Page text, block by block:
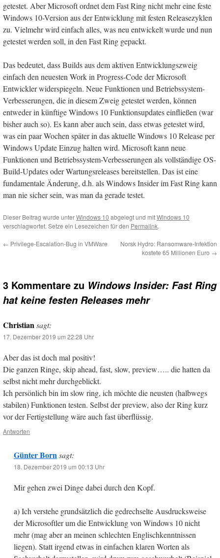
getestet. Aber Microsoft ordnet dem Fast Ring nicht mehr eine feste
Windows 10-Version aus der Entwicklung mit festen Releasezyklen
zu. Vielmehr wird einfach alles, was neu entwickelt wurde und nun
getestet werden soll, in den Fast Ring gepackt.
Das bedeutet, dass Builds aus dem aktiven Entwicklungszweig
einfach den neuesten Work in Progress-Code der Microsoft
Entwickler widerspiegeln. Neue Funktionen und Betriebssystem-
Verbesserungen, die in diesem Zweig getestet werden, können
entweder in künftige Windows 10 Funktionsupdates einfließen (war
bisher auch so). Es kann aber auch sein, dass etwas getestet wird,
was ein paar Wochen später in das aktuelle Windows 10 Release per
Windows Update Einzug halten wird. Microsoft kann neue
Funktionen und Betriebssystem-Verbesserungen als vollständige OS-
Build-Updates oder Wartungsreleases bereitstellen. Das ist eine
fundamentale Änderung, d.h. als Windows Insider im Fast Ring kann
man nie sicher sein, was man da gerade testet.
Dieser Beitrag wurde unterWindows 10 abgelegt und mitWindows 10
verschlagwortet. Setze ein Lesezeichen für den Permalink.
← Privilege-Escalation-Bug in VMWare
Norsk Hydro: Ransomware-Infektion
kostete 65 Millionen Euro →
3 Kommentare zu Windows Insider: Fast Ring
hat keine festen Releases mehr
Christiansagt:
17. Dezember 2019 um 22:28 Uhr
Aber das ist doch mal positiv!
Die ganzen Ringe, skip ahead, fast, slow, preview….. die hatten da
selbst nicht mehr durchgeblickt.
Ich persönlich bin im slow ring, ich möchte die neusten (halbwegs
stabilen) Funktionen testen. Selbst der preview, also der Ring kurz
vor der Fertigstellung wäre auch fast überflüssig.
Antworten
Günter Born sagt:
18. Dezember 2019 um 00:13 Uhr
Mir gehen zwei Dinge dabei durch den Kopf.
a) Ich verstehe grundsätzlich die gedrechselte Ausdrucksweise
der Microsoftler um die Entwicklung von Windows 10 nicht
mehr (mag aber an meinen schlechten Englischkenntnissen
liegen). Statt irgend etwas in einfachen klaren Worten als